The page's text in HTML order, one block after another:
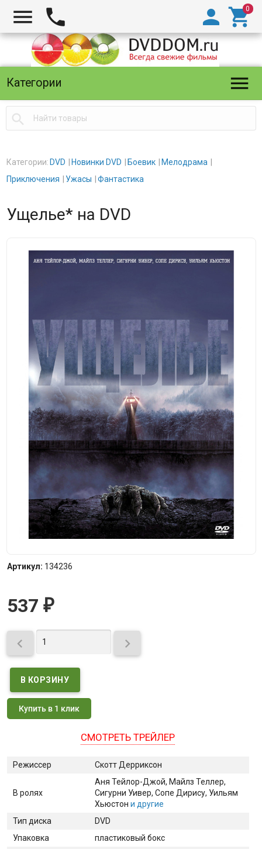
  

Категории 

Категории: DVD Новинки DVD Боевик
Мелодрама
Приключения
Ужасы Фантастика
Ущелье* на DVD
Артикул: 134236
537 ₽
 
Купить в 1 клик
СМОТРЕТЬ ТРЕЙЛЕР
Режиссер Скотт Дерриксон
В ролях
Аня Тейлор-Джой, Майлз Теллер,
Сигурни Уивер, Сопе Дирису, Уильям
Хьюстон и другие
Тип диска
DVD
Упаковка
пластиковый бокс